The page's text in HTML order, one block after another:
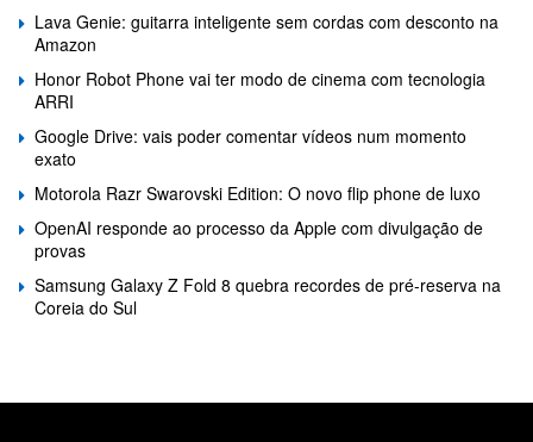
Lava Genie: guitarra inteligente sem cordas com desconto na
Amazon
Honor Robot Phone vai ter modo de cinema com tecnologia
ARRI
Google Drive: vais poder comentar vídeos num momento
exato
Motorola Razr Swarovski Edition: O novo flip phone de luxo
OpenAI responde ao processo da Apple com divulgação de
provas
Samsung Galaxy Z Fold 8 quebra recordes de pré-reserva na
Coreia do Sul